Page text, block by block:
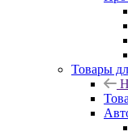
Товары